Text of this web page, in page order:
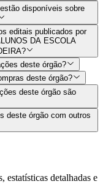
disponíveis sobre
editais publicados por
DA ESCOLA
deste órgão?
deste órgão?
deste órgão são
deste órgão com outros
estatísticas detalhadas e